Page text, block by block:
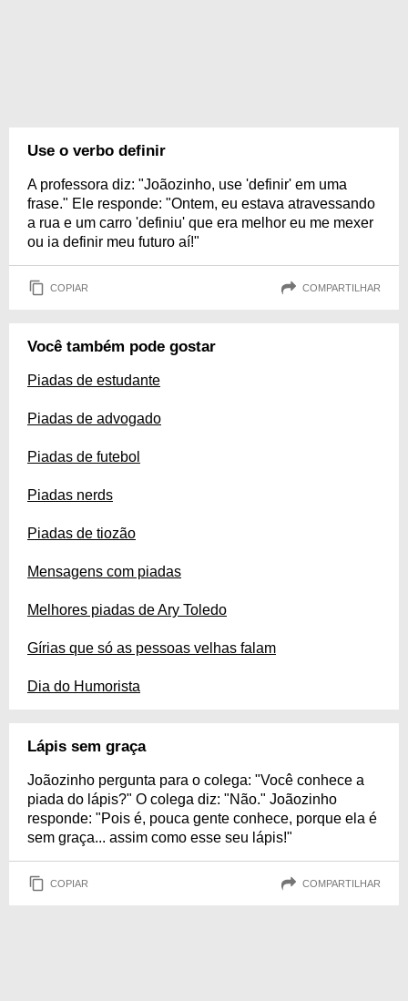
Use o verbo definir
A professora diz: "Joãozinho, use 'definir' em uma
frase." Ele responde: "Ontem, eu estava atravessando
a rua e um carro 'definiu' que era melhor eu me mexer
ou ia definir meu futuro aí!"
COPIAR COMPARTILHAR
Você também pode gostar
Piadas de estudante
Piadas de advogado
Piadas de futebol
Piadas nerds
Piadas de tiozão
Mensagens com piadas
Melhores piadas de Ary Toledo
Gírias que só as pessoas velhas falam
Dia do Humorista
Lápis sem graça
Joãozinho pergunta para o colega: "Você conhece a
piada do lápis?" O colega diz: "Não." Joãozinho
responde: "Pois é, pouca gente conhece, porque ela é
sem graça... assim como esse seu lápis!"
COPIAR COMPARTILHAR